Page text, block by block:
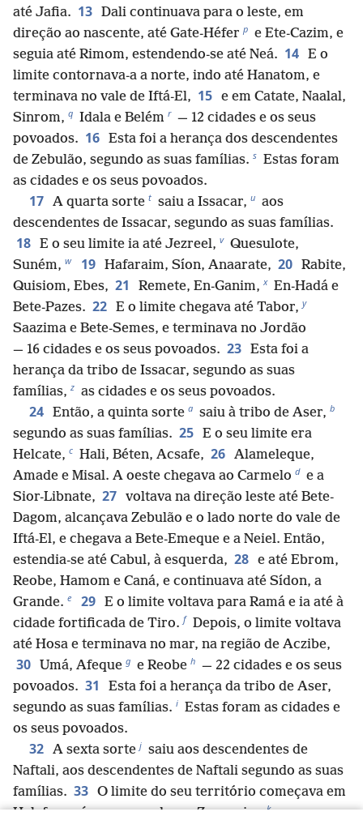
até Jafia. 13 Dali continuava para o leste, em
direção ao nascente, até Gate-Héfer p e Ete-Cazim, e
seguia até Rimom, estendendo-se até Neá. 14 E o
limite contornava-a a norte, indo até Hanatom, e
terminava no vale de Iftá-El, 15 e em Catate, Naalal,
Sinrom, q Idala e Belém r — 12 cidades e os seus
povoados. 16 Esta foi a herança dos descendentes
de Zebulão, segundo as suas famílias. s Estas foram
as cidades e os seus povoados.
17 A quarta sorte t saiu a Issacar, u aos
descendentes de Issacar, segundo as suas famílias.
18 E o seu limite ia até Jezreel, v Quesulote,
Suném, w 19 Hafaraim, Síon, Anaarate, 20 Rabite,
Quisiom, Ebes, 21 Remete, En-Ganim, x En-Hadá e
Bete-Pazes. 22 E o limite chegava até Tabor, y
Saazima e Bete-Semes, e terminava no Jordão
— 16 cidades e os seus povoados. 23 Esta foi a
herança da tribo de Issacar, segundo as suas
famílias, z as cidades e os seus povoados.
24 Então, a quinta sorte a saiu à tribo de Aser, b
segundo as suas famílias. 25 E o seu limite era
Helcate, c Hali, Béten, Acsafe, 26 Alameleque,
Amade e Misal. A oeste chegava ao Carmelo d e a
Sior-Libnate, 27 voltava na direção leste até Bete-
Dagom, alcançava Zebulão e o lado norte do vale de
Iftá-El, e chegava a Bete-Emeque e a Neiel. Então,
estendia-se até Cabul, à esquerda, 28 e até Ebrom,
Reobe, Hamom e Caná, e continuava até Sídon, a
Grande. e 29 E o limite voltava para Ramá e ia até à
cidade fortificada de Tiro. f Depois, o limite voltava
até Hosa e terminava no mar, na região de Aczibe,
30 Umá, Afeque g e Reobe h — 22 cidades e os seus
povoados. 31
Esta foi a herança da tribo de Aser,
segundo as suas famílias. i Estas foram as cidades e
os seus povoados.
32 A sexta sorte j saiu aos descendentes de
Naftali, aos descendentes de Naftali segundo as suas
famílias. 33 O limite do seu território começava em
k